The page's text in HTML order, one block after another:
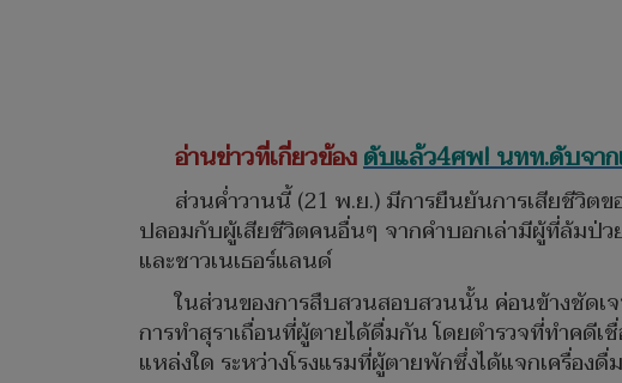
อ่านข่าวที่เกี่ยวข้องดับแล้ว4ศพ! นทท.ดับจาก
ส่วนค่ำวานนี้ (21 พ.ย.) มีการยืนยันการเสียชีวิต
ปลอมกับผู้เสียชีวิตคนอื่นๆ จากคำบอกเล่ามีผู้ที่ล้มป่
และชาวเนเธอร์แลนด์
ในส่วนของการสืบสวนสอบสวนนั้น ค่อนข้างชัดเ
การทำสุราเถื่อนที่ผู้ตายได้ดื่มกัน โดยตำรวจที่ทำคดี
แหล่งใด ระหว่างโรงแรมที่ผู้ตายพักซึ่งได้แจกเครื่อ